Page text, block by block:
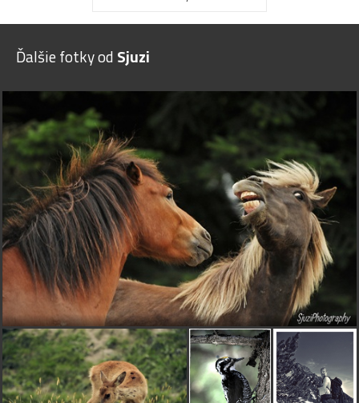
nežné,krásne
Sjuzipred 14 rokmi
dík Dudis :)
DUDISpred 14 rokmi
hmm
Sjuzipred 14 rokmi
ďakujem
DuPepred 14 rokmi
Nádhera....
mashakarolovdvorpred 14 rokmi
bude z nej raz balerína
S SONY-Cyber-shot-6.0pred 15 rokmi
Zasnenosť a ladnosť ... +++++
Sjuzipred 15 rokmi
Bogo nie opäť ja som tu stále , a ďakujem :)
Ďalšie fotky od Sjuzi